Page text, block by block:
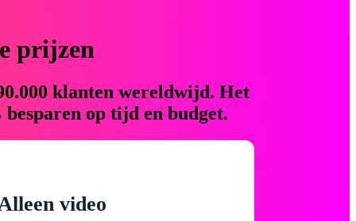
prijzen
klanten wereldwijd. Het
op tijd en budget.
video